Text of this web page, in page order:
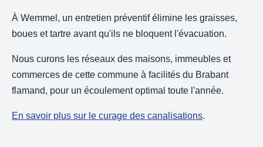
À Wemmel, un entretien préventif élimine les graisses,
boues et tartre avant qu'ils ne bloquent l'évacuation.
Nous curons les réseaux des maisons, immeubles et
commerces de cette commune à facilités du Brabant
flamand, pour un écoulement optimal toute l'année.
En savoir plus sur le curage des canalisations.